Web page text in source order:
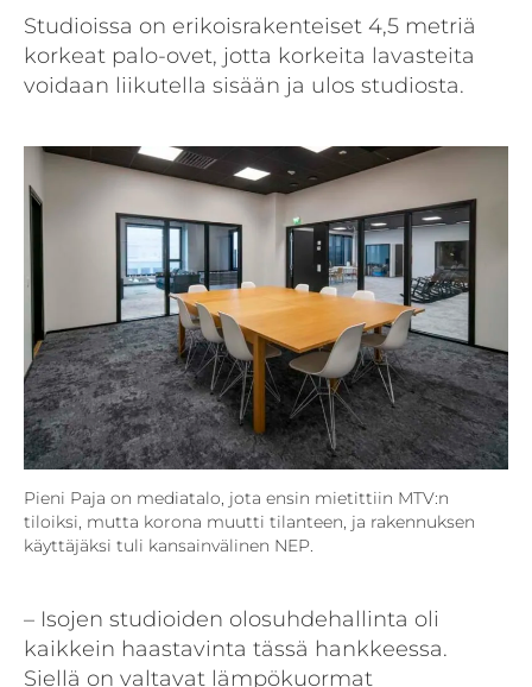
Studioissa on erikoisrakenteiset 4,5 metriä
korkeat palo-ovet, jotta korkeita lavasteita
voidaan liikutella sisään ja ulos studiosta.
Pieni Paja on mediatalo, jota ensin mietittiin MTV:n
tiloiksi, mutta korona muutti tilanteen, ja rakennuksen
käyttäjäksi tuli kansainvälinen NEP.
– Isojen studioiden olosuhdehallinta oli
kaikkein haastavinta tässä hankkeessa.
Siellä on valtavat lämpökuormat